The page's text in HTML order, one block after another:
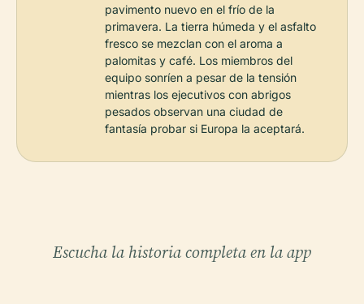
pavimento nuevo en el frío de la
primavera. La tierra húmeda y el asfalto
fresco se mezclan con el aroma a
palomitas y café. Los miembros del
equipo sonríen a pesar de la tensión
mientras los ejecutivos con abrigos
pesados observan una ciudad de
fantasía probar si Europa la aceptará.
Escucha la historia completa en la app